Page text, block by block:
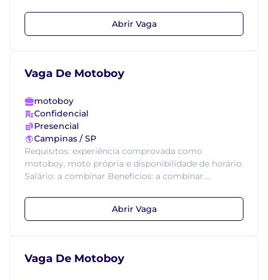
Abrir Vaga
Vaga De Motoboy
motoboy
Confidencial
Presencial
Campinas / SP
Requisitos: experiência comprovada como
motoboy, moto própria e disponibilidade de horário.
Salário: a combinar Benefícios: a combinar....
Abrir Vaga
Vaga De Motoboy